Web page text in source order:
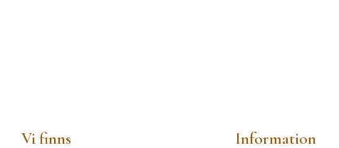
Vi finns
Information